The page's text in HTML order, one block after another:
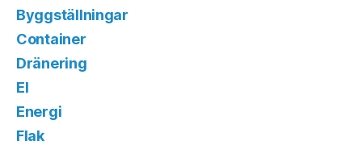
Byggställningar
Container
Dränering
El
Energi
Flak